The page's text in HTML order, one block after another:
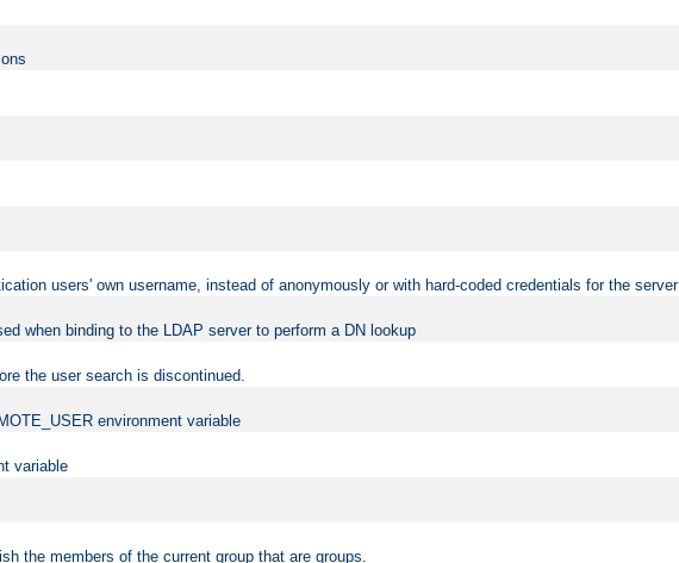
users' own username, instead of anonymously or with hard-coded credentials for the server
when binding to the LDAP server to perform a DN lookup
the user search is discontinued.
environment variable
variable
the members of the current group that are groups.